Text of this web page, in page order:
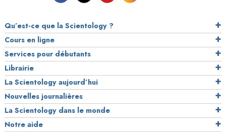
Qu’est-ce que la Scientology ?
Cours en ligne
Services pour débutants
Librairie
La Scientology aujourd’hui
Nouvelles journalières
La Scientology dans le monde
Notre aide